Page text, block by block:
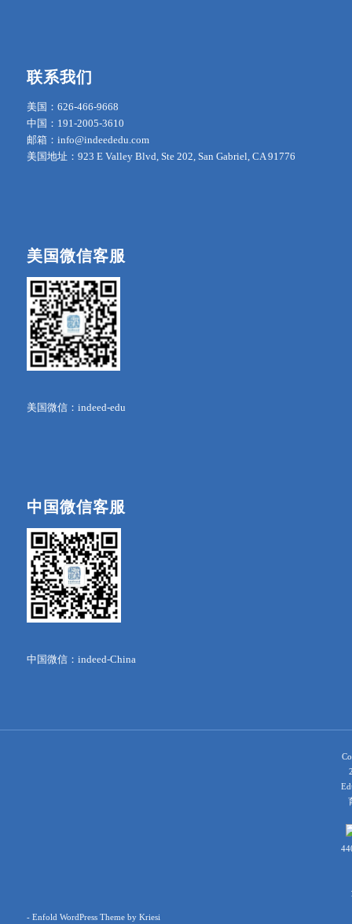
联系我们
美国：626-466-9668
中国：191-2005-3610
邮箱：info@indeededu.com
美国地址：923 E Valley Blvd, Ste 202, San Gabriel, CA 91776
美国微信客服
美国微信：indeed-edu
中国微信客服
中国微信：indeed-China
- Enfold WordPress Theme by Kriesi